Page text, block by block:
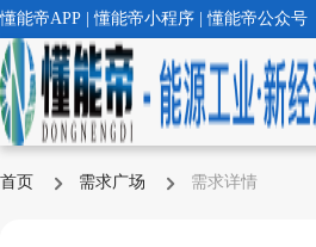
懂能帝APP | 懂能帝小程序 | 懂能帝公众号
首页 需求广场 需求详情